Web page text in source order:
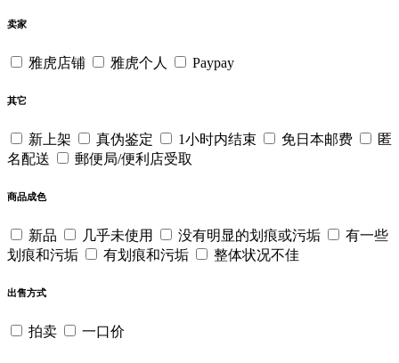
卖家
雅虎店铺 雅虎个人 Paypay
其它
新上架 真伪鉴定 1小时内结束 免日本邮费
匿
名配送
郵便局/便利店受取
商品成色
新品 几乎未使用 没有明显的划痕或污垢
有一些
划痕和污垢
有划痕和污垢 整体状况不佳
出售方式
拍卖 一口价